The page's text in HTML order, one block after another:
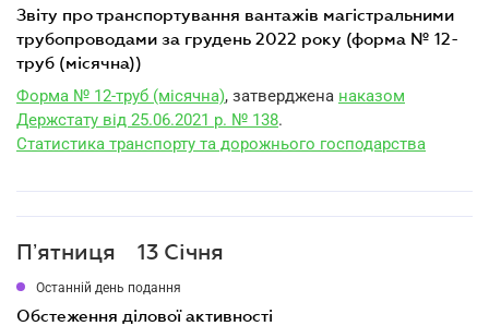
звіту про транспортування вантажів магістральними
трубопроводами за грудень 2022 року (форма № 12-
труб (місячна))
Форма № 12-труб (місячна), затверджена наказом
Держстату від 25.06.2021 р. № 138.
Статистика транспорту та дорожнього господарства
Пʼятниця 13 Січня
Останній день подання
обстеження ділової активності